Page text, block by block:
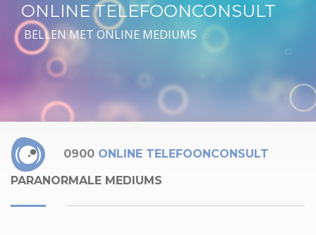
ONLINE TELEFOONCONSULT
BELLEN MET ONLINE MEDIUMS
0900 ONLINE TELEFOONCONSULT
PARANORMALE MEDIUMS